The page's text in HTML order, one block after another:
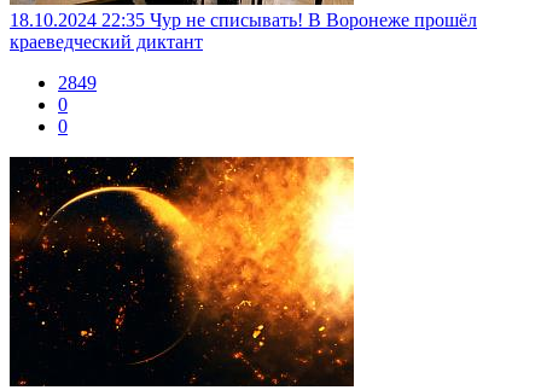
18.10.2024 22:35 Чур не списывать! В Воронеже прошёл
краеведческий диктант
2849
0
0